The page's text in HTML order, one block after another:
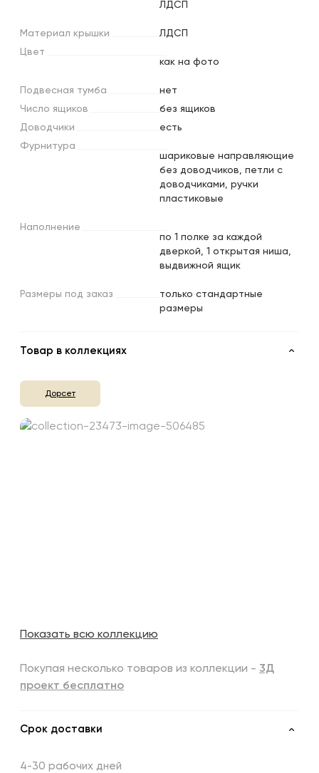
ЛДСП
Материал крышки
ЛДСП
Цвет
как на фото
Подвесная тумба
нет
Число ящиков
без ящиков
Доводчики
есть
Фурнитура
шариковые направляющие
без доводчиков, петли с
доводчиками, ручки
пластиковые
Наполнение
по 1 полке за каждой
дверкой, 1 открытая ниша,
выдвижной ящик
Размеры под заказ
только стандартные
размеры
Товар в коллекциях
Дорсет
Показать всю коллекцию
Покупая несколько товаров из коллекции - 3Д
проект бесплатно
Срок доставки
4-30 рабочих дней